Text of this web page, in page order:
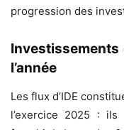
progression des
l’année
Les flux d’IDE
l’exercice 2025 : ils